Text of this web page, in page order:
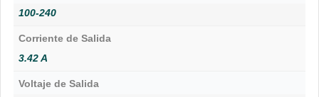
100-240
Corriente de Salida
3.42 A
Voltaje de Salida